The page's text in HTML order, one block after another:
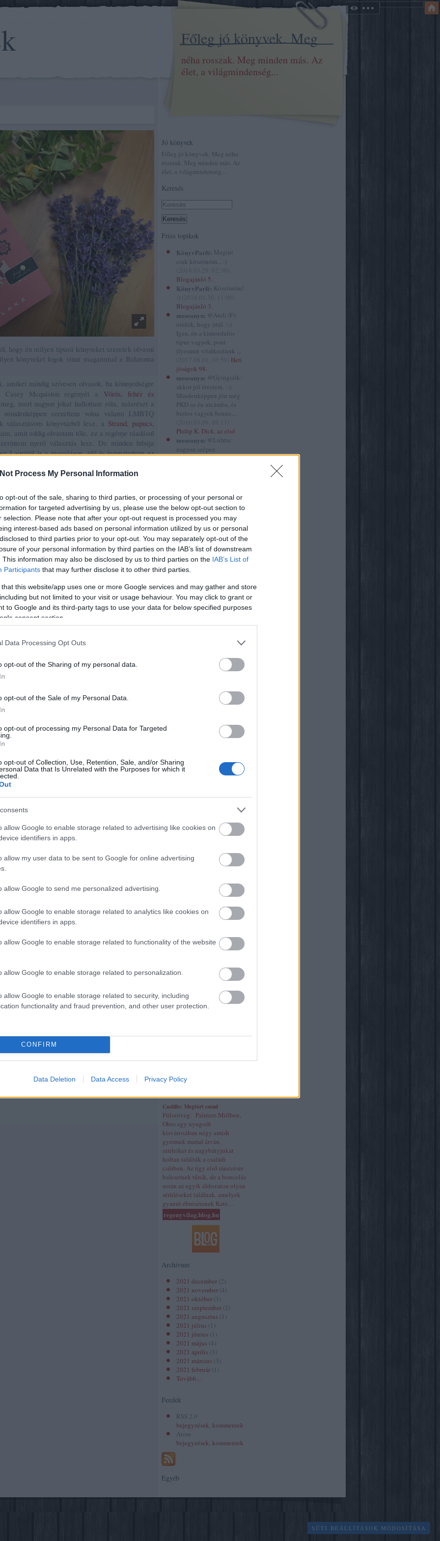
Process My Personal Information
opt-out of the sale, sharing to third parties, or processing of your personal or
for targeted advertising by us, please use the below opt-out section to
selection. Please note that after your opt-out request is processed you may
interest-based ads based on personal information utilized by us or personal
to third parties prior to your opt-out. You may separately opt-out of the
of your personal information by third parties on the IAB’s list of downstream
This information may also be disclosed by us to third parties on the IAB’s List of
Participants that may further disclose it to other third parties.
that this website/app uses one or more Google services and may gather and store
but not limited to your visit or usage behaviour. You may click to grant or
to Google and its third-party tags to use your data for below specified purposes
consent section.
Data Processing Opt Outs
opt-out of the Sharing of my personal data.
opt-out of the Sale of my Personal Data.
opt-out of processing my Personal Data for Targeted
opt-out of Collection, Use, Retention, Sale, and/or Sharing
Data that Is Unrelated with the Purposes for which it
allow Google to enable storage related to advertising like cookies on
identifiers in apps.
allow my user data to be sent to Google for online advertising
allow Google to send me personalized advertising.
allow Google to enable storage related to analytics like cookies on
identifiers in apps.
allow Google to enable storage related to functionality of the website
allow Google to enable storage related to personalization.
allow Google to enable storage related to security, including
functionality and fraud prevention, and other user protection.
CONFIRM
Data Deletion Data Access Privacy Policy
Főleg jó könyvek. Meg
néha rosszak. Meg minden más. Az
élet, a világmindenség...
Jó könyvek
Főleg jó könyvek. Meg néha
rosszak. Meg minden más. Az
élet, a világmindenség...
Keresés
Friss topikok
KönyvParfé: Megint
csak köszönöm... :)
Blogajánló 5.
KönyvParfé: Köszönöm!
:)
Blogajánló 3.
meseanyu: @Andi (F):
örülök, hogy írtál. :-)
Igen, én a kimozdulós
típus vagyok, pont
ilyesmin vitatkoztunk ...
Heti
jóságok 98.
meseanyu: @Gyingizik:
akkor jól éreztem. :-)
Mindenképpen jön még
PKD az én utcámba, és
biztos vagyok benne,...
Philip K. Dick, az első
meseanyu: @Lulma:
nagyon szépen
köszönöm. :-)
sorstársak
Amadea blogja
Amilgade
Andiamo
Ani a könyvek világában
Annamarie
AnniPanni
Bridge olvas
Byblos
Carmencita
Christine
Cs.P. könyvesblogja
Katherine's Bookstore
Keményfedél
Könyvespolcom
Könyvmoly
Könyvmolyoló
Lobo
Miestas magánkönyvtára
Minden könyv egy
Müzli
Ninetta és a
könyvmolyok
Pável
Pupilla
Rita olvas
Sajtosrolo
Tíci és Gedi
Most olvasom
Castillo: Megtört csend
Fülszöveg: Painters Millben,
Ohio egy nyugodt
kisvárosában négy amish
gyermek marad árván,
szüleiket és nagybátyjukat
holtan találták a családi
csűrben. Az ügy első ránézésre
balesetnek tűnik, de a boncolás
során az egyik áldozaton olyan
sérüléseket találnak, amelyek
gyanút ébresztenek Kate…
regenyvilag.blog.hu
Archívum
2021 december (2
2021 november (4
2021 október (3
2021 szeptember (2
2021 augusztus ( 1
2021 július ( 1
2021 június ( 1
2021 május (4
2021 április (3
2021 március (3
2021 február ( 1
Tovább...
Feedek
RSS 2.0
bejegyzések, kommentek
Atom
bejegyzések, kommentek
Egyéb
hogy én milyen típusú könyveket szeretek olvasni
könyveket fogok vinni magammal a Balatonra
, amiket mindig szívesen olvasok, ha könnyedségre
Casey Mcquiston regényét a Vörös, fehér és
mert nagyon jókat hallottam róla, másrészt a
szerettem volna valami LMBTQ
választásom könyvtárból lesz, a Strand, papucs,
amit eddig olvastam tőle, ez a regénye ráadásul
nyerő választás lesz. De minden hibája
Laurától is a nyaraláson, elő is jegyeztettem az
a
példány, A. J. Finn könyvét ajándékba kaptam,
tűnik, hogy muszáj volt megvennem. Ha pedig ez
Agatha Raisinegyik újabb kalandja vagy
. Aki figyeli az olvasmányaimat, az tudja, hogy
remélem, idén is sikerül kifogni valami nem
könyv várja az éjjeli szekrényen a sorsát, a
varázslás kezdőknekcímű opuszt néztem ki.
, amit legelőször jelöltem ki nyaralós könyvnek,
se betuszkolni. Ez a regény a szerzője és a
beváltja majd a hozzá fűzött reményeket.
újraolvasás
16602168
minősülnek, értük aszolgáltatás technikaiüzemeltetője semmilyen felelősséget nem
Részletek a
Felhasználási feltételekben adatvédelmi tájékoztatóban
SÜTI BEÁLLÍTÁSOK MÓDOSÍTÁSA